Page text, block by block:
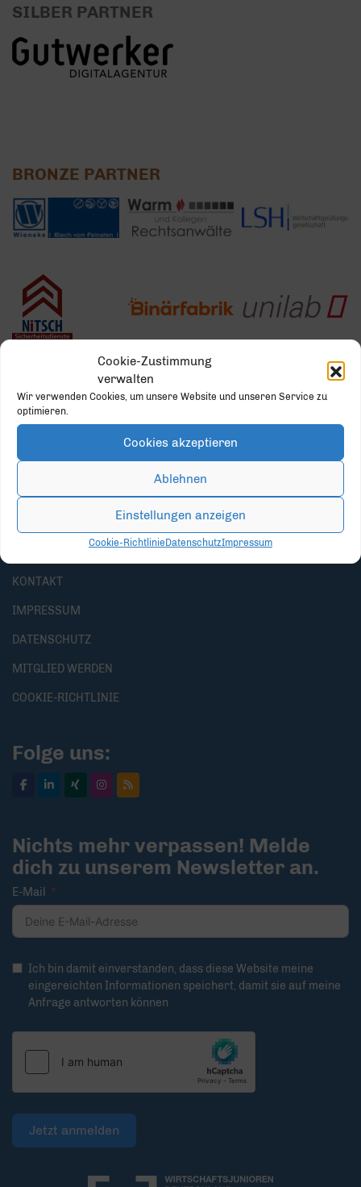
Cookie-Zustimmung
verwalten
Wir verwenden Cookies, um unsere Website und unseren Service zu
optimieren.
Cookies akzeptieren
Ablehnen
Einstellungen anzeigen
Cookie-Richtlinie DatenschutzImpressum
SILBER PARTNER
BRONZE PARTNER
KONTAKT
IMPRESSUM
DATENSCHUTZ
MITGLIED WERDEN
COOKIE-RICHTLINIE
Folge uns:
Nichts mehr verpassen! Melde
dich zu unserem Newsletter an.
E-Mail
Ich bin damit einverstanden, dass diese Website meine
eingereichten Informationen speichert, damit sie auf meine
Anfrage antworten können
Jetzt anmelden